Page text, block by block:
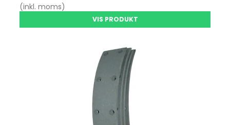
(inkl. moms)
VIS PRODUKT